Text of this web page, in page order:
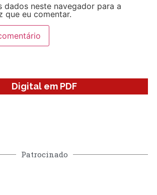
dados neste navegador para a
que eu comentar.
Digital em PDF
Patrocinado